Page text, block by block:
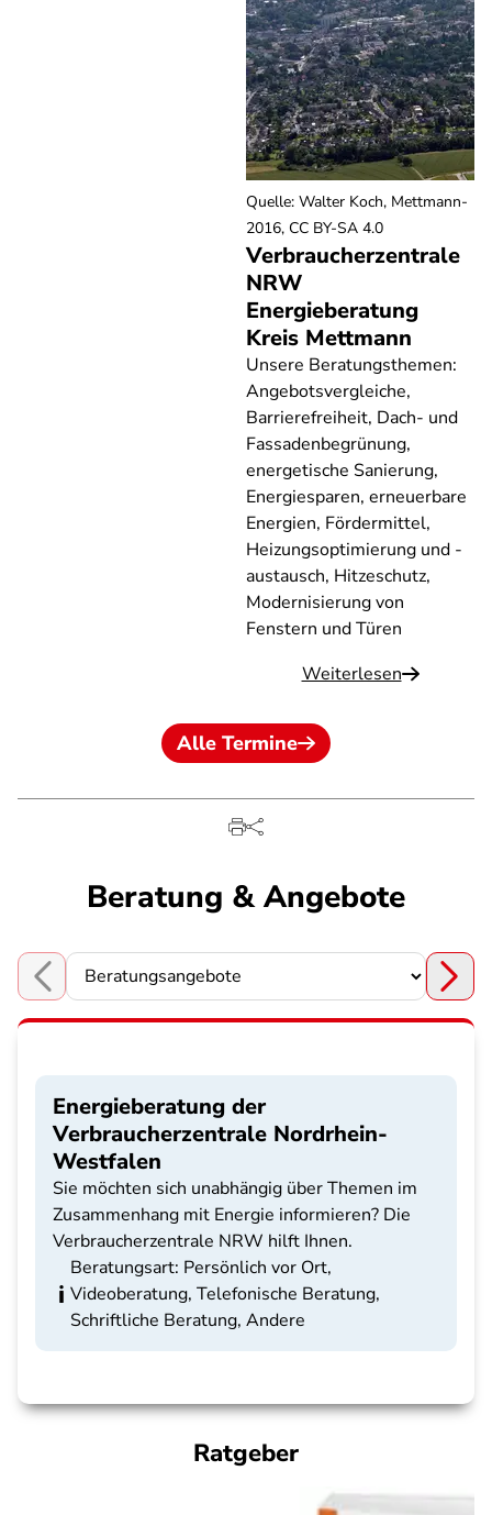
Verbraucherzentrale
NRW
Energieberatung
Kreis Mettmann
Unsere Beratungsthemen:
Angebotsvergleiche,
Barrierefreiheit, Dach- und
Fassadenbegrünung,
energetische Sanierung,
Energiesparen, erneuerbare
Energien, Fördermittel,
Heizungsoptimierung und -
austausch, Hitzeschutz,
Modernisierung von
Fenstern und Türen
Weiterlesen
Quelle: Walter Koch, Mettmann-
2016, CC BY-SA 4.0
Alle Termine
Beratung & Angebote
Choose a section
Energieberatung der
Verbraucherzentrale Nordrhein-
Westfalen
Sie möchten sich unabhängig über Themen im
Zusammenhang mit Energie informieren? Die
Verbraucherzentrale NRW hilft Ihnen.
Beratungsart: Persönlich vor Ort,
Videoberatung, Telefonische Beratung,
Schriftliche Beratung, Andere
Ratgeber